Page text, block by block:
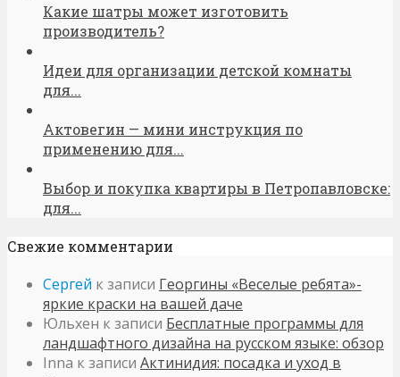
Какие шатры может изготовить
производитель?
Идеи для организации детской комнаты
для...
Актовегин — мини инструкция по
применению для...
Выбор и покупка квартиры в Петропавловске:
для...
Свежие комментарии
Сергей к записи Георгины «Веселые ребята»-
яркие краски на вашей даче
Юльхен к записи Бесплатные программы для
ландшафтного дизайна на русском языке: обзор
Inna к записи Актинидия: посадка и уход в